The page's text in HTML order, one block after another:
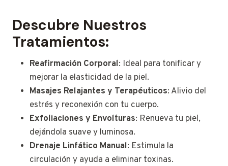
Descubre Nuestros
Tratamientos:
Reafirmación Corporal: Ideal para tonificar y
mejorar la elasticidad de la piel.
Masajes Relajantes y Terapéuticos: Alivio del
estrés y reconexión con tu cuerpo.
Exfoliaciones y Envolturas: Renueva tu piel,
dejándola suave y luminosa.
Drenaje Linfático Manual: Estimula la
circulación y ayuda a eliminar toxinas.